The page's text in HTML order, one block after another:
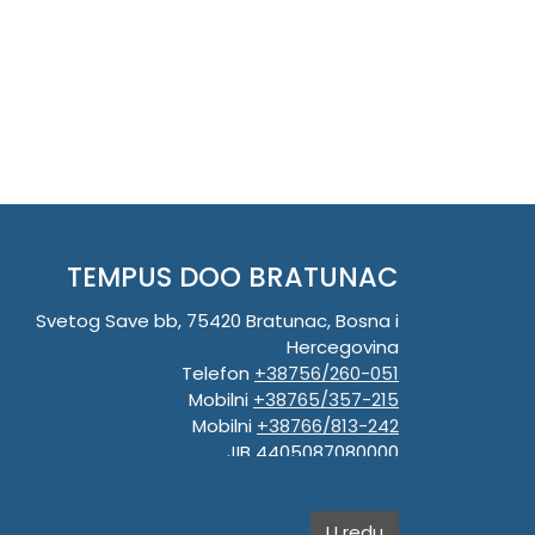
TEMPUS DOO BRATUNAC
Svetog Save bb, 75420 Bratunac, Bosna i
Hercegovina
Telefon +38756/260-051
Mobilni +38765/357-215
Mobilni +38766/813-242
JIB 4405087080000